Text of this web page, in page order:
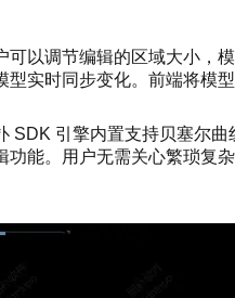
可以调节编辑的区域大小，
型实时同步变化。前端将模
SDK 引擎内置支持贝塞尔
功能。用户无需关心繁琐复